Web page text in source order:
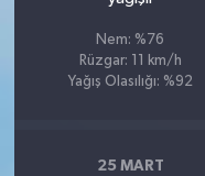
Nem: %76
Rüzgar: 11 km/h
Yağış Olasılığı: %92
25 MART